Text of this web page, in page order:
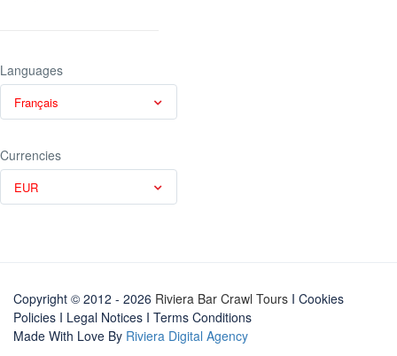
Languages
Français
Currencies
EUR
Copyright © 2012 - 2026 Riviera Bar Crawl Tours I Cookies
Policies I Legal Notices I Terms Conditions
Made With Love By Riviera Digital Agency